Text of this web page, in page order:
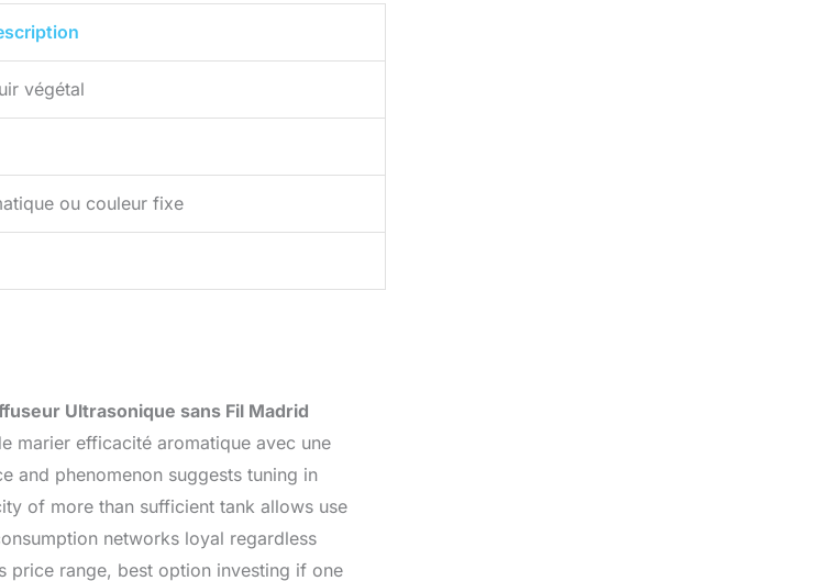
végétal
ou couleur fixe
Ultrasonique sans Fil Madrid
marier efficacité aromatique avec une
and phenomenon suggests tuning in
of more than sufficient tank allows use
networks loyal regardless
price range, best option investing if one